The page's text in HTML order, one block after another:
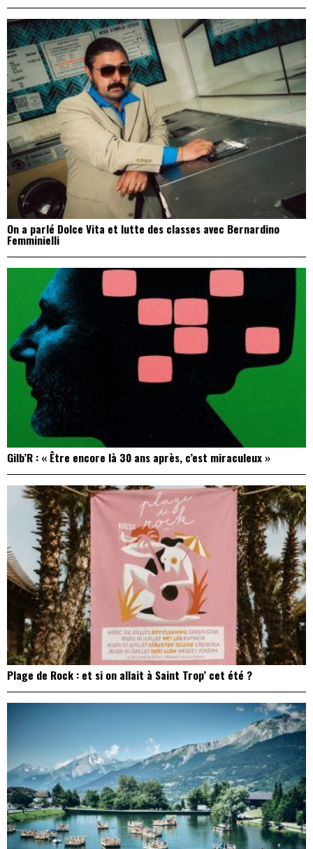
On a parlé Dolce Vita et lutte des classes avec Bernardino
Femminielli
Gilb’R : « Être encore là 30 ans après, c’est miraculeux »
Plage de Rock : et si on allait à Saint Trop’ cet été ?